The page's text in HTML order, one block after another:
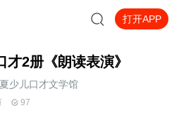
打开APP
才2册《朗读表演》
少儿口才文学馆
97